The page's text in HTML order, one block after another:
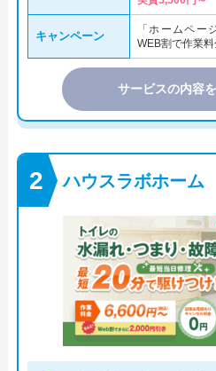
キャンペーン
「ホームペー
WEB割で作業
サービスの内容
ハウスラボホーム